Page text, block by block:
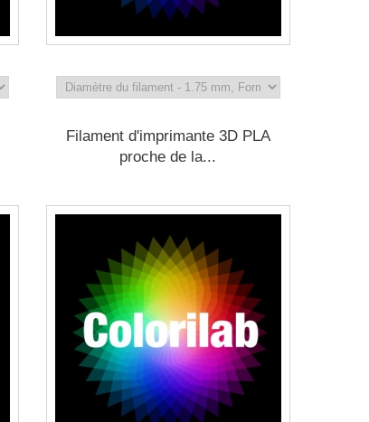
Filament d'imprimante 3D PLA
proche de la...